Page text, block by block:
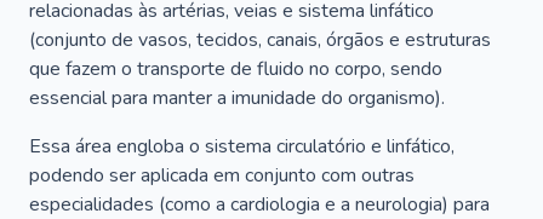
relacionadas às artérias, veias e sistema linfático
(conjunto de vasos, tecidos, canais, órgãos e estruturas
que fazem o transporte de fluido no corpo, sendo
essencial para manter a imunidade do organismo).
Essa área engloba o sistema circulatório e linfático,
podendo ser aplicada em conjunto com outras
especialidades (como a cardiologia e a neurologia) para